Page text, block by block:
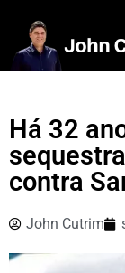
Há 32
contra
John Cutrim